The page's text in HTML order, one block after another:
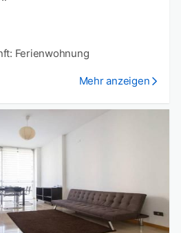
Ferienwohnung
Mehr anzeigen